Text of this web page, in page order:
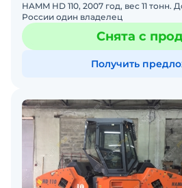
HAMM HD 110, 2007 год, вес 11
России один владелец
Снята с
Получить